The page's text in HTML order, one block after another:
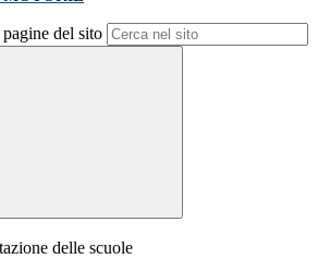
del sito
delle scuole